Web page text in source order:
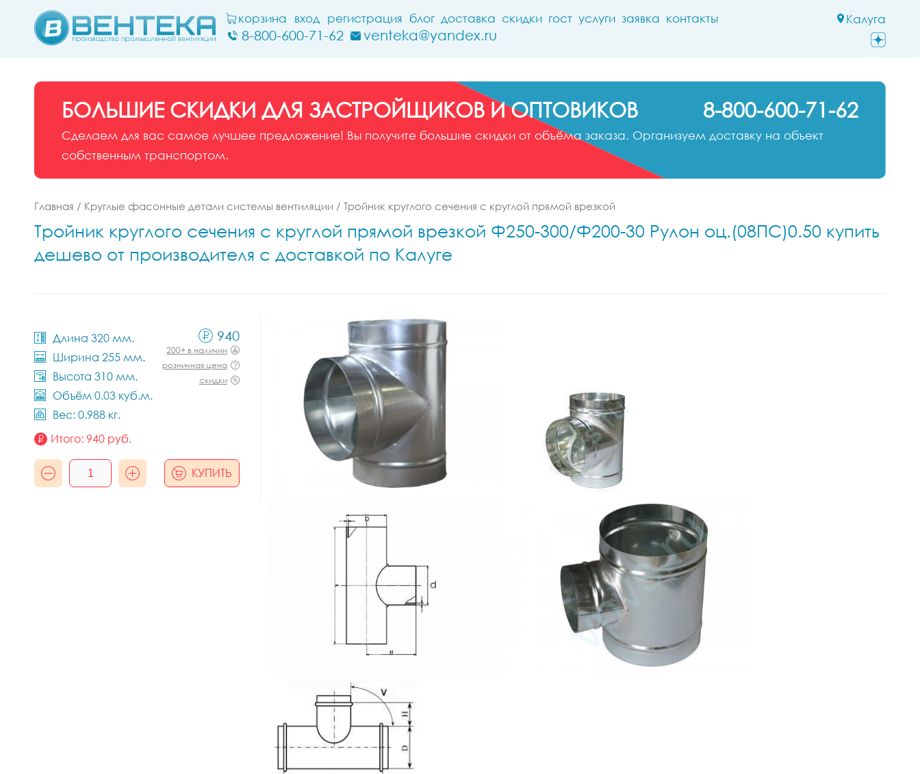
Калуга
корзина вход регистрация блог доставка скидки гост услуги заявка контакты
8-800-600-71-62 venteka@yandex.ru
БОЛЬШИЕ СКИДКИ ДЛЯ ЗАСТРОЙЩИКОВ И ОПТОВИКОВ 8-800-600-71-62
Сделаем для вас самое лучшее предложение! Вы получите большие скидки от объёма заказа. Организуем доставку на объект
собственным транспортом.
Главная / Круглые фасонные детали системы вентиляции / Тройник круглого сечения с круглой прямой врезкой
Тройник круглого сечения с круглой прямой врезкой Ф250-300/Ф200-30 Рулон оц.(08ПС)0.50 купить
дешево от производителя с доставкой по Калуге
Длина 320 мм.
Ширина 255 мм.
Высота 310 мм.
Объём 0.03 куб.м.
Вес: 0.988 кг.
940
200+ в наличии
розничная цена
скидки
Итого: 940 руб.
КУПИТЬ